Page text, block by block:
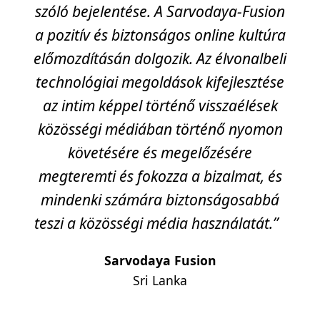
szóló bejelentése. A Sarvodaya-Fusion
a pozitív és biztonságos online kultúra
előmozdításán dolgozik. Az élvonalbeli
technológiai megoldások kifejlesztése
az intim képpel történő visszaélések
közösségi médiában történő nyomon
követésére és megelőzésére
megteremti és fokozza a bizalmat, és
mindenki számára biztonságosabbá
teszi a közösségi média használatát.”
Sarvodaya Fusion
Sri Lanka